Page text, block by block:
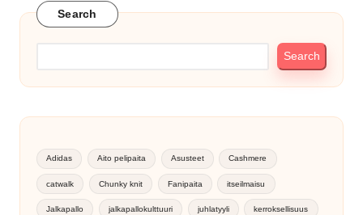
Search
Search
Adidas Aito pelipaita Asusteet Cashmere
catwalk Chunky knit Fanipaita itseilmaisu
Jalkapallo jalkapallokulttuuri juhlatyyli kerroksellisuus